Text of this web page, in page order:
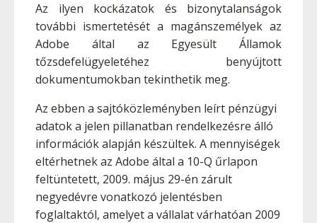
Az ilyen kockázatok és bizonytalanságok
további ismertetését a magánszemélyek az
Adobe által az Egyesült Államok
tőzsdefelügyeletéhez benyújtott
dokumentumokban tekinthetik meg.
Az ebben a sajtóközleményben leírt pénzügyi
adatok a jelen pillanatban rendelkezésre álló
információk alapján készültek. A mennyiségek
eltérhetnek az Adobe által a 10-Q űrlapon
feltüntetett, 2009. május 29-én zárult
negyedévre vonatkozó jelentésben
foglaltaktól, amelyet a vállalat várhatóan 2009